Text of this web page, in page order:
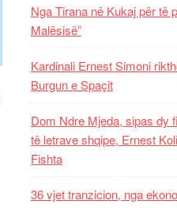
Nga Tirana në Kukaj për të
Malësisë”
Kardinali Ernest Simoni
Burgun e Spaçit
Dom Ndre Mjeda, sipas dy
të letrave shqipe, Ernest
Fishta
36 vjet tranzicion, nga